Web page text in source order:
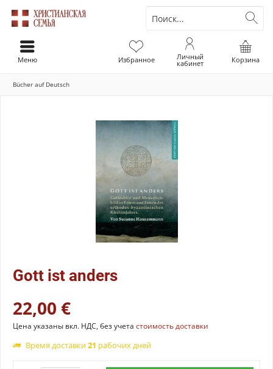
Корзина
Избранное Личный
кабинет
Меню
Bücher auf Deutsch
Gott ist anders
22,00 €
Цена указаны вкл. НДС, без учета стоимость доставки
Время доставки21 рабочих дней